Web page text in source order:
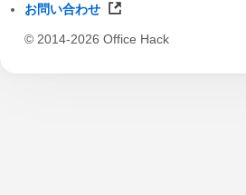
お問い合わせ
© 2014-2026 Office Hack